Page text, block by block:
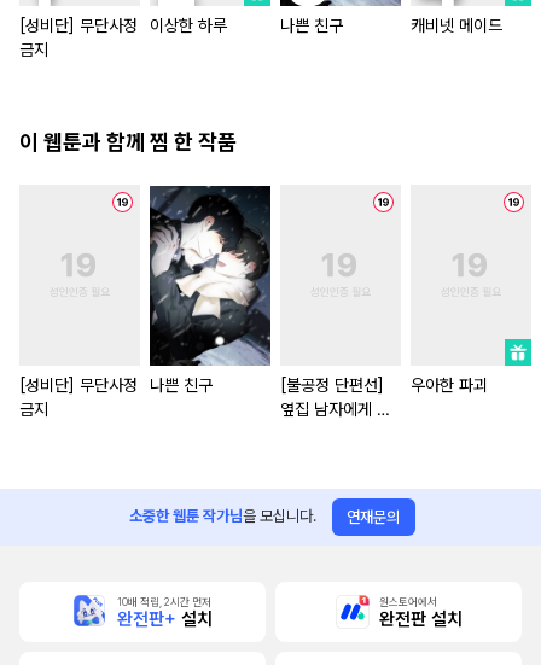
[성비단] 무단사정
금지
이상한 하루 나쁜 친구 캐비넷 메이드
이 웹툰과 함께 찜 한 작품
[성비단] 무단사정
금지
나쁜 친구
[불공정 단편선]
옆집 남자에게 잘
우아한 파괴
소중한 웹툰 작가님을 모십니다. 연재문의
10배 적립, 2시간 먼저
완전판+ 설치
원스토어에서
완전판 설치